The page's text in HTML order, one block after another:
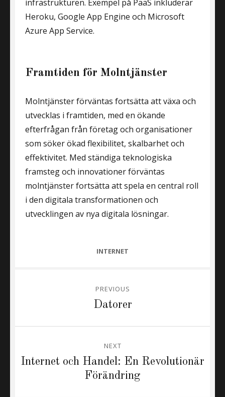
infrastrukturen. Exempel på PaaS inkluderar
Heroku, Google App Engine och Microsoft
Azure App Service.
Framtiden för Molntjänster
Molntjänster förväntas fortsätta att växa och
utvecklas i framtiden, med en ökande
efterfrågan från företag och organisationer
som söker ökad flexibilitet, skalbarhet och
effektivitet. Med ständiga teknologiska
framsteg och innovationer förväntas
molntjänster fortsätta att spela en central roll
i den digitala transformationen och
utvecklingen av nya digitala lösningar.
CATEGORIES
INTERNET
PREVIOUS
Datorer
NEXT
Next
Internet och Handel: En Revolutionär
Förändring